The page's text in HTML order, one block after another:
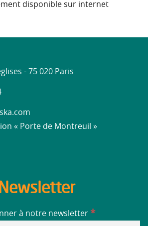
disponible sur internet
- 75 020 Paris
« Porte de Montreuil »
à notre newsletter *